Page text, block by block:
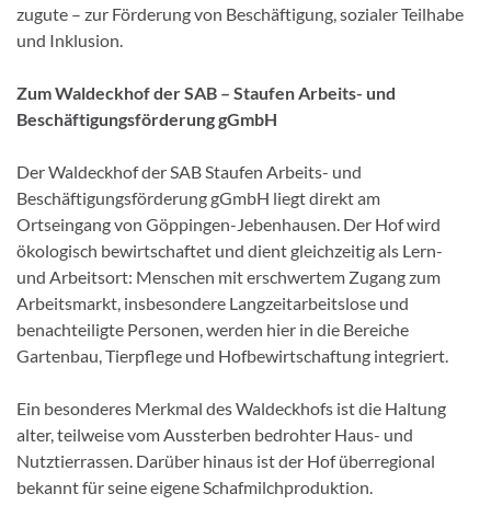
zugute – zur Förderung von Beschäftigung, sozialer Teilhabe
und Inklusion.
Zum Waldeckhof der SAB – Staufen Arbeits- und
Beschäftigungsförderung gGmbH
Der Waldeckhof der SAB Staufen Arbeits- und
Beschäftigungsförderung gGmbH liegt direkt am
Ortseingang von Göppingen-Jebenhausen. Der Hof wird
ökologisch bewirtschaftet und dient gleichzeitig als Lern-
und Arbeitsort: Menschen mit erschwertem Zugang zum
Arbeitsmarkt, insbesondere Langzeitarbeitslose und
benachteiligte Personen, werden hier in die Bereiche
Gartenbau, Tierpflege und Hofbewirtschaftung integriert.
Ein besonderes Merkmal des Waldeckhofs ist die Haltung
alter, teilweise vom Aussterben bedrohter Haus- und
Nutztierrassen. Darüber hinaus ist der Hof überregional
bekannt für seine eigene Schafmilchproduktion.